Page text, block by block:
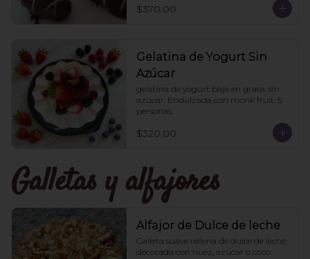
$370.00
Gelatina de Yogurt Sin
Azúcar
gelatina de yogurt baja en grasa, sin
azúcar. Endulzada con monk fruit. 5
personas.
$320.00
Galletas y alfajores
Alfajor de Dulce de leche
Galleta suave rellena de dulce de leche,
decorada con nuez, azúcar o coco